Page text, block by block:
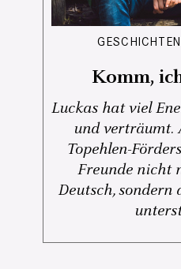
Komm,
Luckas hat viel
und verträumt.
Topehlen-
Freunde nicht
Deutsch, sondern